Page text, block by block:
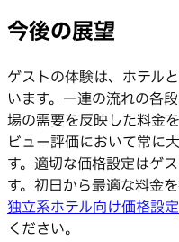
今後の展望
ゲストの体験は、ホテル
います。一連の流れの各
場の需要を反映した料金
ビュー評価において常に
す。適切な価格設定はゲ
す。初日から最適な料金
独立系ホテル向け価格設定
ください。